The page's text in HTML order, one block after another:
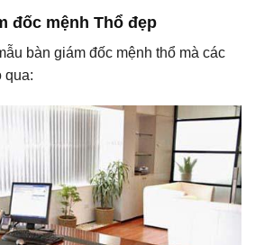
đốc mệnh Thổ đẹp
bàn giám đốc mệnh thổ mà các
qua: